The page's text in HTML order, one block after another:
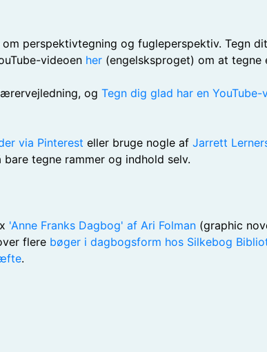
perspektivtegning og fugleperspektiv. Tegn
videoen her (engelsksproget) om at
og Tegn dig glad har en YouTube-
via Pinterest eller bruge nogle af Jarrett
tegne rammer og indhold selv.
'Anne Franks Dagbog' af Ari Folman (graphic
flere bøger i dagbogsform hos Silkebog
.